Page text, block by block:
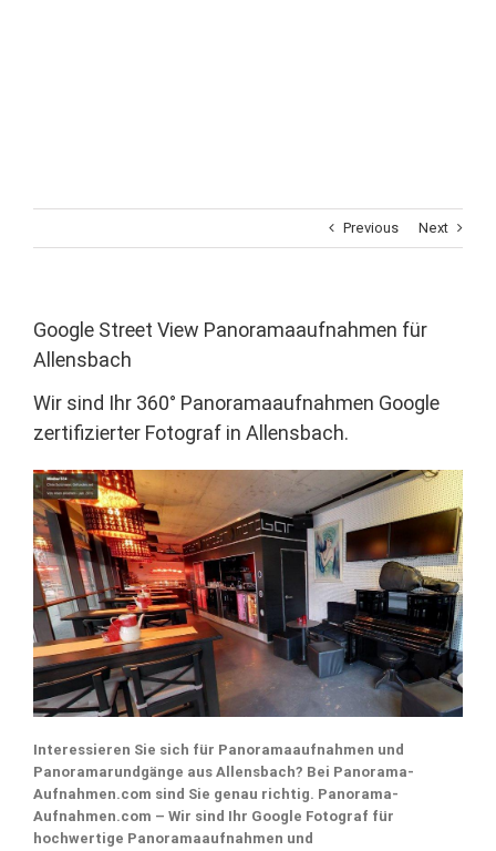
Previous Next
Google Street View Panoramaaufnahmen für
Allensbach
Wir sind Ihr 360° Panoramaaufnahmen Google
zertifizierter Fotograf in Allensbach.
Interessieren Sie sich für Panoramaaufnahmen und
Panoramarundgänge aus Allensbach? Bei Panorama-
Aufnahmen.com sind Sie genau richtig. Panorama-
Aufnahmen.com – Wir sind Ihr Google Fotograf für
hochwertige Panoramaaufnahmen und